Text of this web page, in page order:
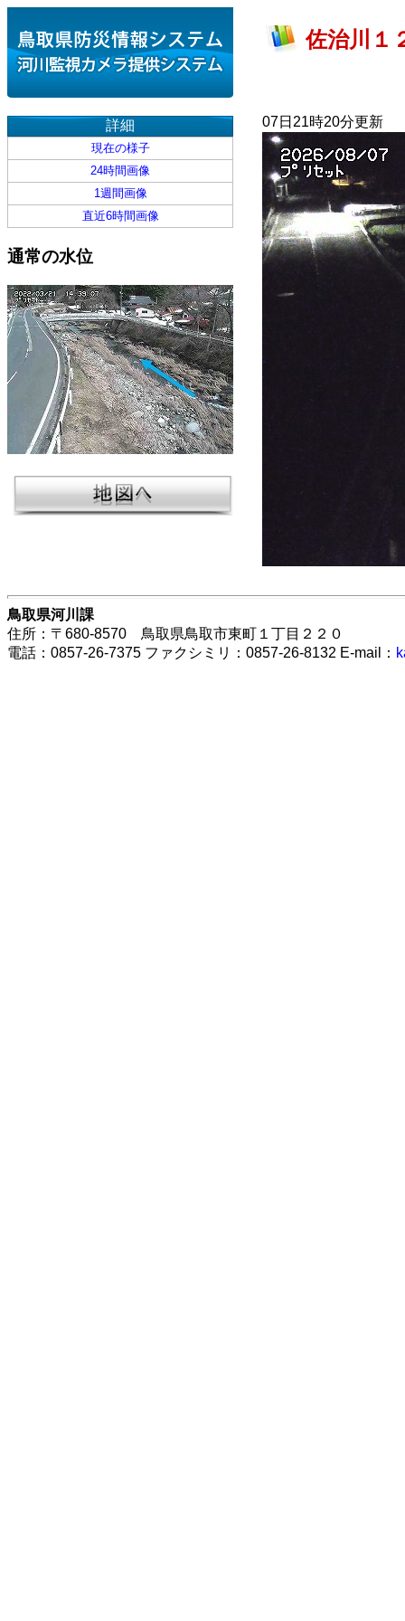
詳細
現在の様子
24時間画像
1週間画像
直近6時間画像
通常の水位
佐治川１
07日21時20分更新
鳥取県河川課
住所：〒680-8570 鳥取県鳥取市東町１丁目２２０
電話：0857-26-7375 ファクシミリ：0857-26-8132 E-mail：